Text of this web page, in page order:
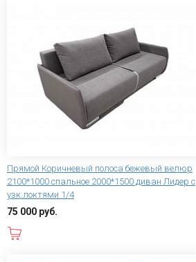
Прямой Коричневый полоса бежевый велюр
2100*1000 спальное 2000*1500 диван Лидер с
узк.локтями 1/4
75 000 руб.